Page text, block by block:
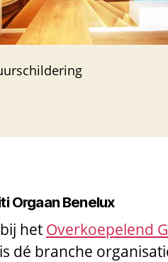
Orgaan Benelux
het Overkoepelend
dé branche